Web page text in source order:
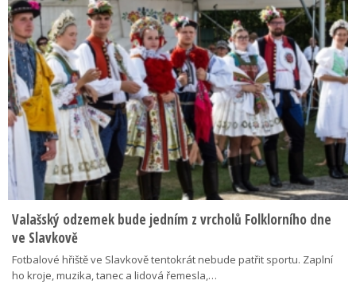
Valašský odzemek bude jedním z vrcholů Folklorního dne
ve Slavkově
Fotbalové hřiště ve Slavkově tentokrát nebude patřit sportu. Zaplní
ho kroje, muzika, tanec a lidová řemesla,…